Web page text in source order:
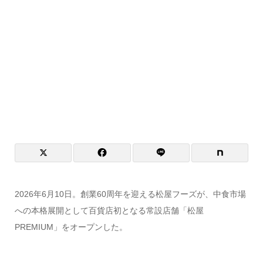
2026年6月10日。創業60周年を迎える松屋フーズが、中食市場
への本格展開として百貨店初となる常設店舗「松屋
PREMIUM」をオープンした。